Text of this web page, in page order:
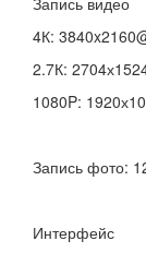
4К:
2.7К:
1080P:
Запись фото:
Интерфейс